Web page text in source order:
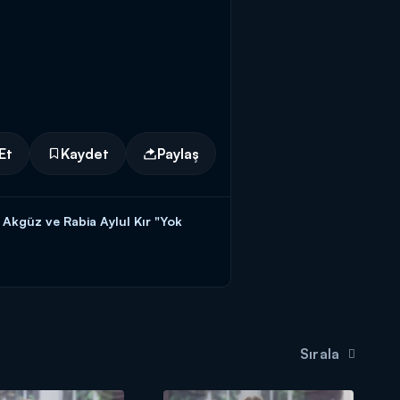
Kaydet Paylaş
ve Rabia Aylul Kır "Yok
vermek için kendisine
Sırala